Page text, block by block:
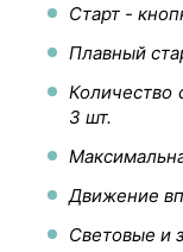
Старт -
Плавный
Количество
3 шт.
Движение
Световые и